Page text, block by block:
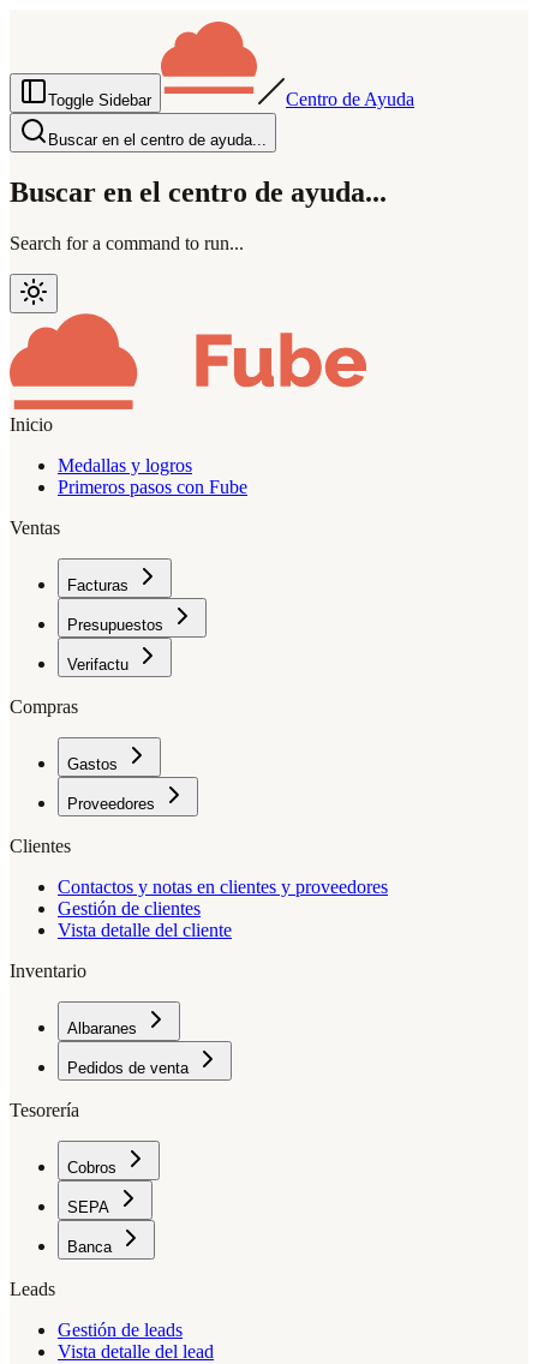
Toggle Sidebar Centro de Ayuda
Buscar en el centro de ayuda...
Buscar en el centro de ayuda...
Search for a command to run...
Inicio
Medallas y logros
Primeros pasos con Fube
Ventas
Facturas
Presupuestos
Verifactu
Compras
Gastos
Proveedores
Clientes
Contactos y notas en clientes y proveedores
Gestión de clientes
Vista detalle del cliente
Inventario
Albaranes
Pedidos de venta
Tesorería
Cobros
SEPA
Banca
Leads
Gestión de leads
Vista detalle del lead